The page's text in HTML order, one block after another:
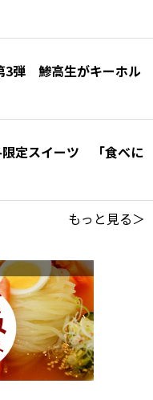
3弾 鯵高生がキーホル
限定スイーツ 「食べに
もっと見る＞